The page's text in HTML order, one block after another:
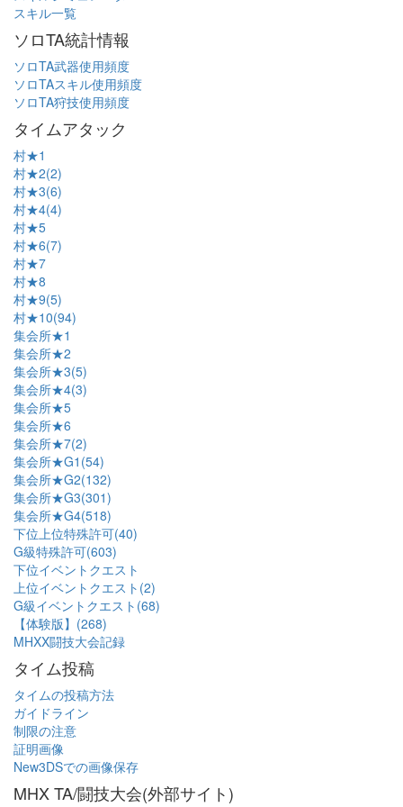
スキル一覧
ソロTA統計情報
ソロTA武器使用頻度
ソロTAスキル使用頻度
ソロTA狩技使用頻度
タイムアタック
村★1
村★2(2)
村★3(6)
村★4(4)
村★5
村★6(7)
村★7
村★8
村★9(5)
村★10(94)
集会所★1
集会所★2
集会所★3(5)
集会所★4(3)
集会所★5
集会所★6
集会所★7(2)
集会所★G1(54)
集会所★G2(132)
集会所★G3(301)
集会所★G4(518)
下位上位特殊許可(40)
G級特殊許可(603)
下位イベントクエスト
上位イベントクエスト(2)
G級イベントクエスト(68)
【体験版】(268)
MHXX闘技大会記録
タイム投稿
タイムの投稿方法
ガイドライン
制限の注意
証明画像
New3DSでの画像保存
MHX TA/闘技大会(外部サイト)